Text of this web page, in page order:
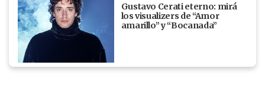
Gustavo Cerati eterno: mirá
los visualizers de “Amor
amarillo” y “Bocanada”